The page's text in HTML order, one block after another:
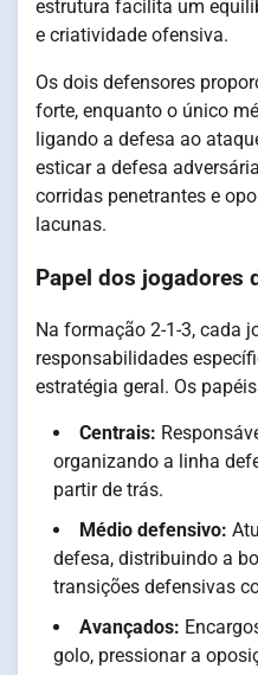
estrutura facilita um
e criatividade ofensiva.
Os dois defensores
forte, enquanto o único
ligando a defesa ao
esticar a defesa
corridas penetrantes e
lacunas.
Papel dos jogadores
Na formação 2-1-3, cada
responsabilidades
estratégia geral. Os
Centrais:
organizando a linha
partir de trás.
Médio defensivo:
defesa, distribuindo a
transições defensivas
Avançados:
golo, pressionar a